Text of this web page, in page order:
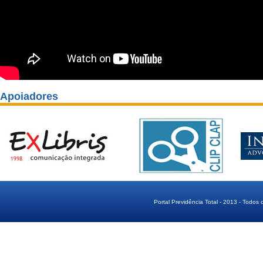
Apoiadores
Portal Previdência Total - 2013 - Todos